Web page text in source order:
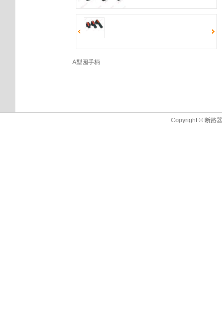
A型园手柄
Copyright © 断路